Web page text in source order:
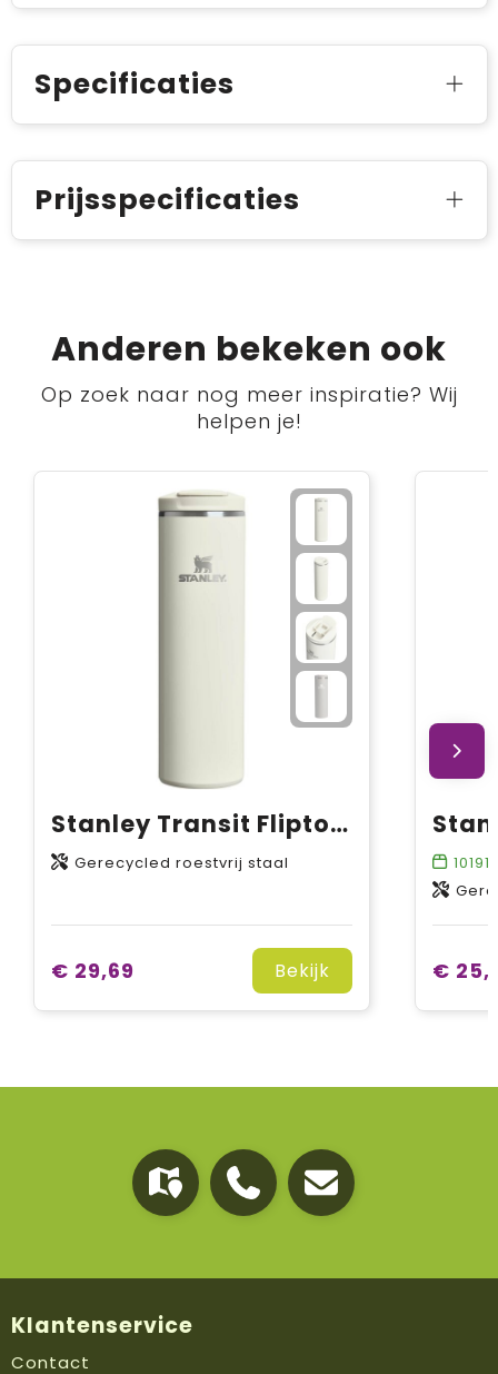
Specificaties
Prijsspecificaties
Anderen bekeken ook
Op zoek naar nog meer inspiratie? Wij
helpen je!
Stanley Transit Fliptop 470 ml reisbeker
Gerecycled roestvrij staal
€ 29,69 Bekijk
10191
€
Klantenservice
Contact